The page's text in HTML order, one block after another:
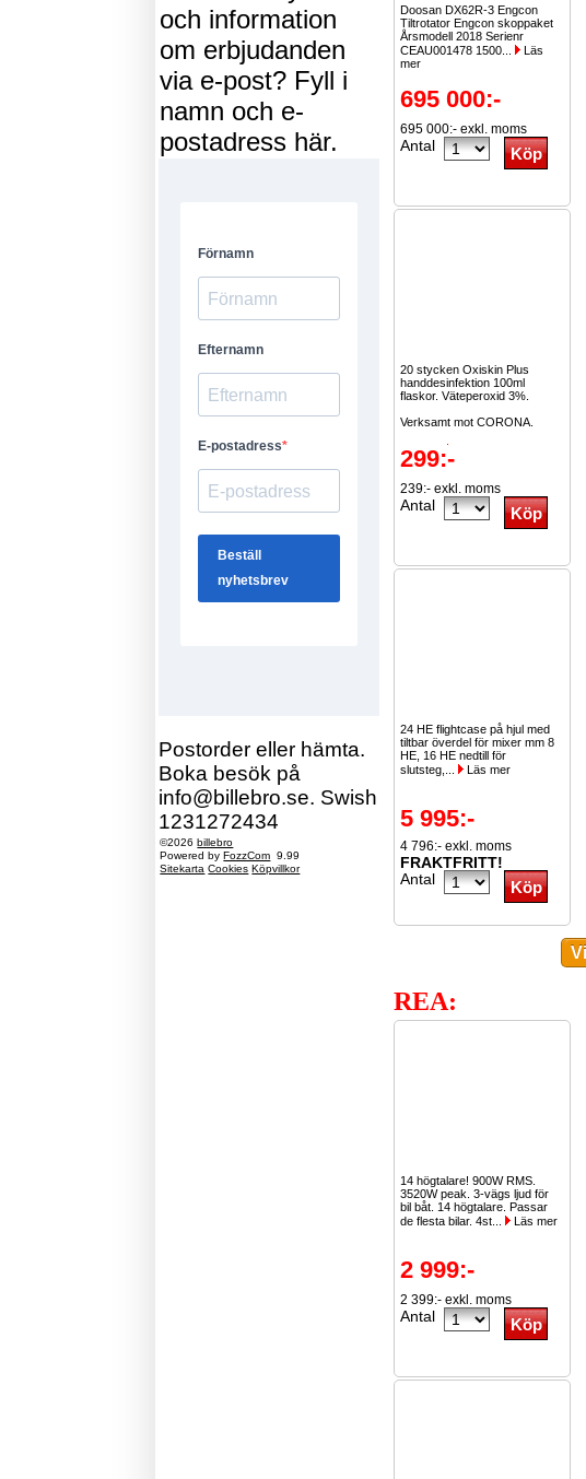
och information
om erbjudanden
via e-post? Fyll i
namn och e-
postadress här.
Postorder eller hämta.
Boka besök på
info@billebro.se. Swish
1231272434
©2026billebro
Powered byFozzCom 9.99
Sitekarta Cookies Köpvillkor
Doosan DX62R-3 Engcon
Tiltrotator Engcon skoppaket
Årsmodell 2018 Serienr
CEAU001478 1500...
Läs
mer
695 000:-
695 000:- exkl. moms
Antal
20 stycken Oxiskin Plus
handdesinfektion 100ml
flaskor. Väteperoxid 3%.
Verksamt mot CORONA.
Kostar...
299:-
239:- exkl. moms
Antal
24 HE flightcase på hjul med
tiltbar överdel för mixer mm 8
HE, 16 HE nedtill för
slutsteg,...
Läs mer
5 995:-
4 796:- exkl. moms
FRAKTFRITT!
Antal
REA:
14 högtalare! 900W RMS.
3520W peak. 3-vägs ljud för
bil båt. 14 högtalare. Passar
de flesta bilar. 4st...
Läs mer
2 999:-
2 399:- exkl. moms
Antal